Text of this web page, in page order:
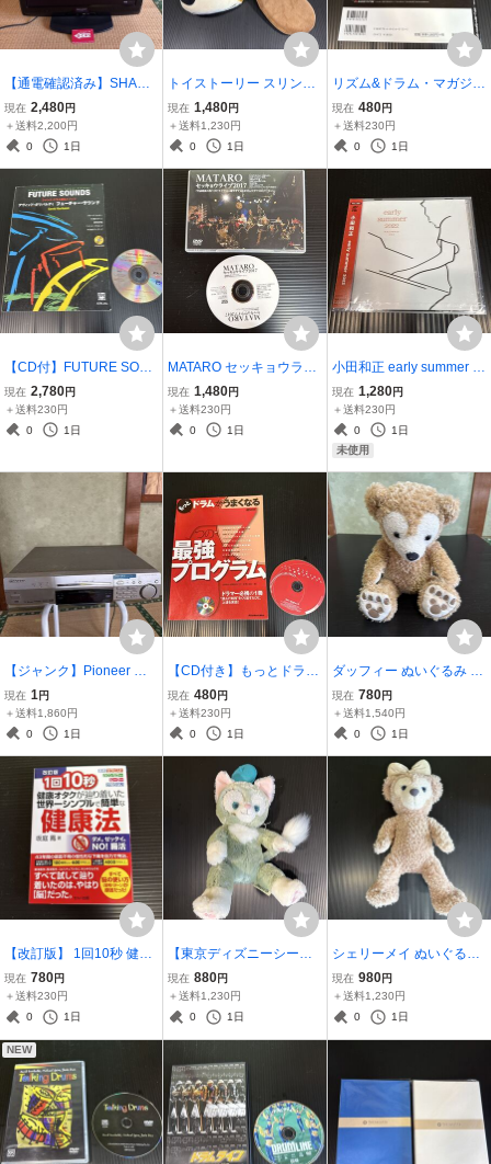
【通電確認済み】SHARP
AQUOS 20型 液晶テレビ
LC-20E90 2011年製 シャ
ープ アクオス 本体のみ ジ
現在 2,480円
＋送料2,200円
0
1日
トイストーリー スリンキ
ードッグ ファンキャップ
ディズニーリゾート 帽子
58cm
現在 1,480円
＋送料1,230円
0
1日
リズム&ドラム・マガジン
直伝「技」 CD2枚付 ドラ
ム教則本 リットーミュー
ジック
現在 480円
＋送料230円
0
1日
【CD付】FUTURE SOUN
DS ファンク・ドラム強化
メソッド デヴィッド・ガ
リバルディ 教則本 ドラム
現在 2,780円
＋送料230円
0
1日
MATARO セッキョウライ
ブ2017 DVD 空前絶後の
粉々(57)ライブ!! 三沢また
ろう
現在 1,480円
＋送料230円
0
1日
小田和正 early summer 2
022 CD FHCL 3009
現在 1,280円
＋送料230円
0
1日
未使用
【ジャンク】Pioneer パ
イオニア HDD&DVDレコ
ーダー DVR-77H 本体の
み 動作未確認 部品取り・
現在 1 円
＋送料1,860円
0
1日
【CD付き】もっとドラム
がうまくなる最強プログ
ラム ドラム教則本
現在 480円
＋送料230円
0
1日
ダッフィー ぬいぐるみ 東
京ディズニーシー TDS 公
式
現在 780円
＋送料1,540円
0
1日
【改訂版】 1回10秒 健康
オタクが辿り着いた世界
一シンプルで簡単な健康
法 坂庭鳳著
現在 780円
＋送料230円
0
1日
【東京ディズニーシー限
定】ジェラトーニ ぬいぐ
るみ ダッフィー＆フレン
ズ Disney TDS
現在 880円
＋送料1,230円
0
1日
シェリーメイ ぬいぐるみ
リボン付き ディズニー
現在 980円
＋送料1,230円
0
1日
NEW